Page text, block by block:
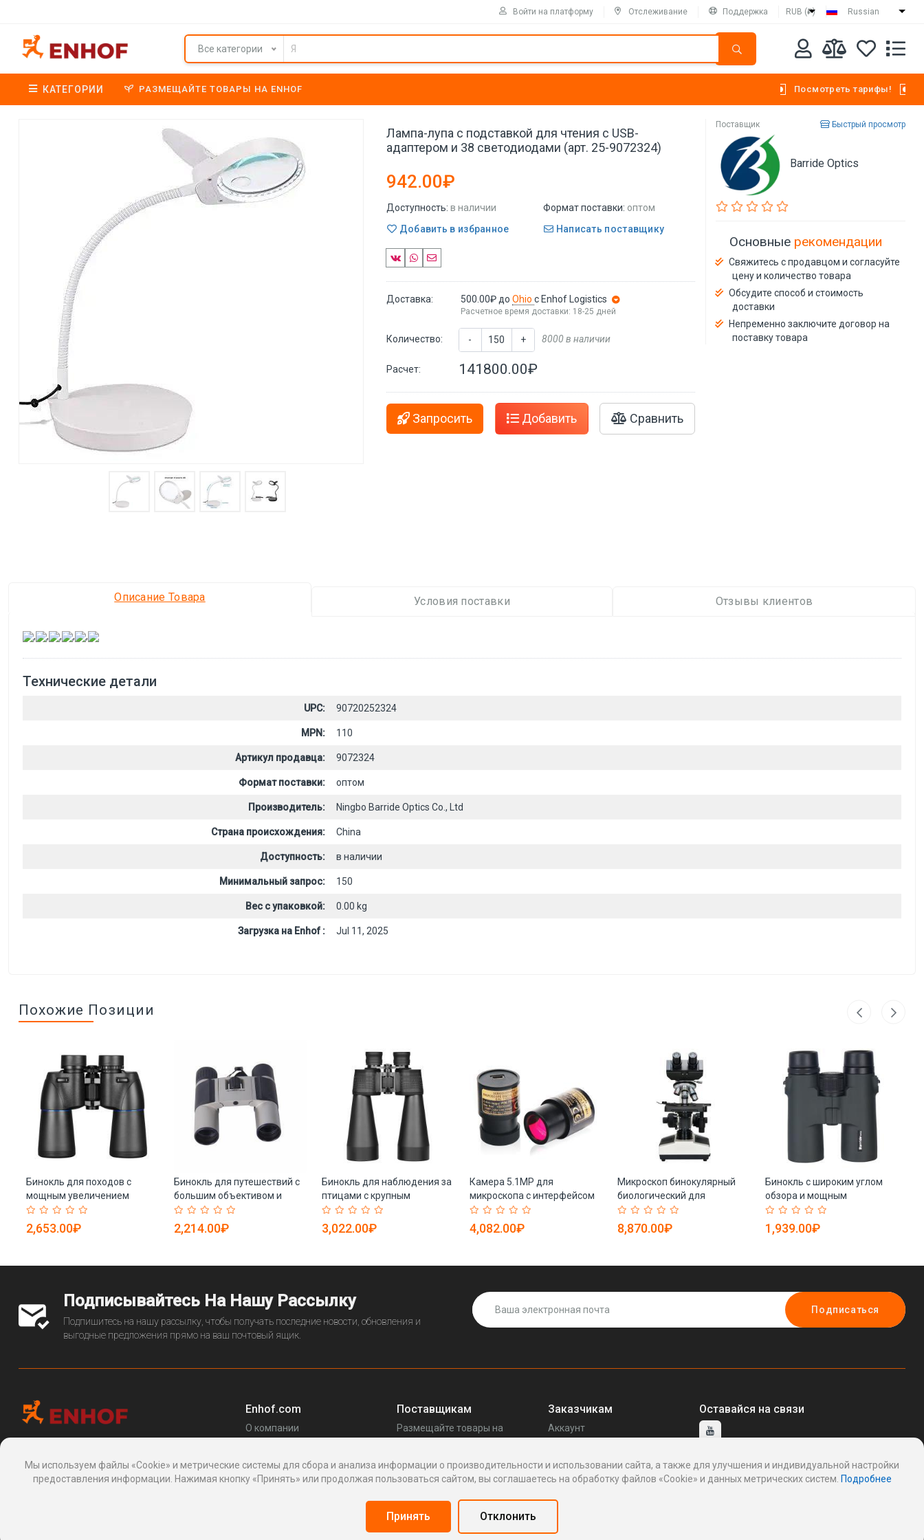
Войти на платформу Отслеживание Поддержка RUB (₽) Russian
Все категории
КАТЕГОРИИ РАЗМЕЩАЙТЕ ТОВАРЫ НА ENHOF Посмотреть тарифы!
Лампа-лупа с подставкой для чтения с USB-
адаптером и 38 светодиодами (арт. 25-9072324)
942.00₽
Доступность: в наличии Формат поставки: оптом
Добавить в избранное
Написать поставщику
Доставка: 500.00₽ доOhioс Enhof Logistics
Расчетное время доставки: 18-25 дней
Количество: - + 8000 в наличии
Расчет: 141800.00₽
Запросить Добавить Сравнить
Поставщик Быстрый просмотр
Barride Optics
Основные рекомендации
Свяжитесь с продавцом и согласуйте
цену и количество товара
Обсудите способ и стоимость
доставки
Непременно заключите договор на
поставку товара
Описание Товара Условия поставки Отзывы клиентов
, , , , ,
Технические детали
UPC: 90720252324
MPN: 110
Артикул продавца: 9072324
Формат поставки: оптом
Производитель: Ningbo Barride Optics Co., Ltd
Страна происхождения: China
Доступность: в наличии
Минимальный запрос: 150
Вес с упаковкой: 0.00 kg
Загрузка на Enhof : Jul 11, 2025
Похожие Позиции
Бинокль для походов с
мощным увеличением
12X50 и широким углом
обзора (арт. 25-9072192)
2,653.00₽
Бинокль для путешествий с
большим объективом и
высокой мощностью (арт.
25-9072145)
2,214.00₽
Бинокль для наблюдения за
птицами с крупным
объективом 15X70 (арт. 25-
9072263)
3,022.00₽
Камера 5.1MP для
микроскопа с интерфейсом
23.2 мм и USB (арт. 25-
9072000)
4,082.00₽
Микроскоп бинокулярный
биологический для
студента, увеличение 40X-
1000X (арт. 25-9071952)
8,870.00₽
Бинокль с широким углом
обзора и мощным
увеличением для дальних
расстояний (арт. 25-
9072152)
1,939.00₽
Подписывайтесь На Нашу Рассылку
Подпишитесь на нашу рассылку, чтобы получать последние новости, обновления и
выгодные предложения прямо на ваш почтовый ящик.
Подписаться
, 24, Макаренко, Сочи, Краснодарский
край 354003, Россия
Enhof.com
О компании
Блог
Поставщикам
Размещайте товары на
Как это работает
Заказчикам
Аккаунт
Написать поставщику
Реквизиты
Оставайся на связи
Мы используем файлы «Cookie» и метрические системы для сбора и анализа информации о производительности и использовании сайта, а также для улучшения и индивидуальной настройки
предоставления информации. Нажимая кнопку «Принять» или продолжая пользоваться сайтом, вы соглашаетесь на обработку файлов «Cookie» и данных метрических систем. Подробнее
Принять Отклонить